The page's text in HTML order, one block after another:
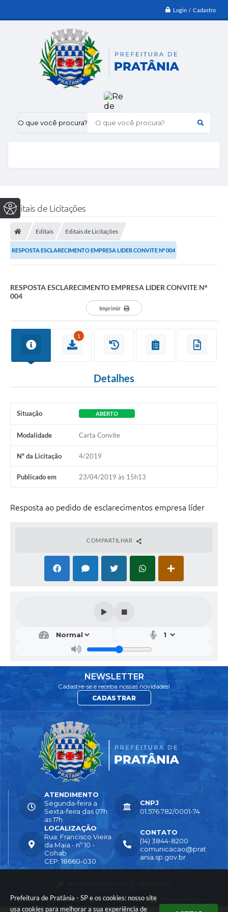
Prefeitura de Pratânia - SP e os cookies: nosso site
usa cookies para melhorar a sua experiência de
Login / Cadastro
O que você procura?
Editais de Licitações
Editais Editais de Licitações
RESPOSTA ESCLARECIMENTO EMPRESA LIDER CONVITE Nº 004
RESPOSTA ESCLARECIMENTO EMPRESA LIDER CONVITE Nº
004
Imprimir
1
Detalhes
Situação ABERTO
Modalidade Carta Convite
Nº da Licitação 4/2019
Publicado em 23/04/2019 às 15h13
Resposta ao pedido de esclarecimentos empresa líder
COMPARTILHAR
NEWSLETTER
Cadastre-se e receba nossas novidades!
CADASTRAR
LOCALIZAÇÃO
Rua: Francisco Vieira
da Maia - nº 10 -
Cohab
CEP: 18660-030
CONTATO
(14) 3844-8200
comunicacao@prat
ania.sp.gov.br
ATENDIMENTO
Segunda-feira a
Sexta-feira das 07h
as 17h
CNPJ
01.576.782/0001-74
Portal atualizado em:04/08/2026 16:55